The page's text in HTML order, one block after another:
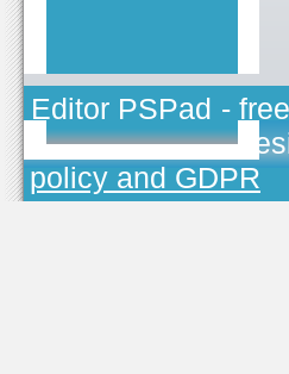
Editor PSPad -
TOJEONO.CZ,
policy and GDPR